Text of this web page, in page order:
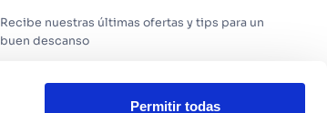
Permitir todas
Recibe nuestras últimas ofertas y tips para un
buen descanso